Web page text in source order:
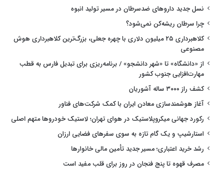
نسل جدید داروهای ضدسرطان در مسیر تولید انبوه
چرا سرطان ریشه‌کن نمی‌شود؟
کلاهبرداری ۲۵ میلیون دلاری با چهره جعلی، بزرگ‌ترین کلاهبرداری هوش
مصنوعی
از «دانشگاه» تا «شهر دانشجو» / برنامه‌ریزی برای تبدیل فارس به قطب
مهارت‌افزایی جنوب کشور
کشف راز ۳۰۰۰ ساله آشوریان
آغاز هوشمندسازی معادن ایران با کمک شرکت‌های فناور
رکورد جهانی میکروپلاستیک در هوای تهران؛ لاستیک خودروها متهم اصلی
استارشیپ و یک گام تازه به سوی سفرهای فضایی ارزان
رشد خرید اعتباری؛ مسیر جدید تأمین مالی خانوارها
مصرف قهوه تا پنج فنجان در روز برای قلب مفید است